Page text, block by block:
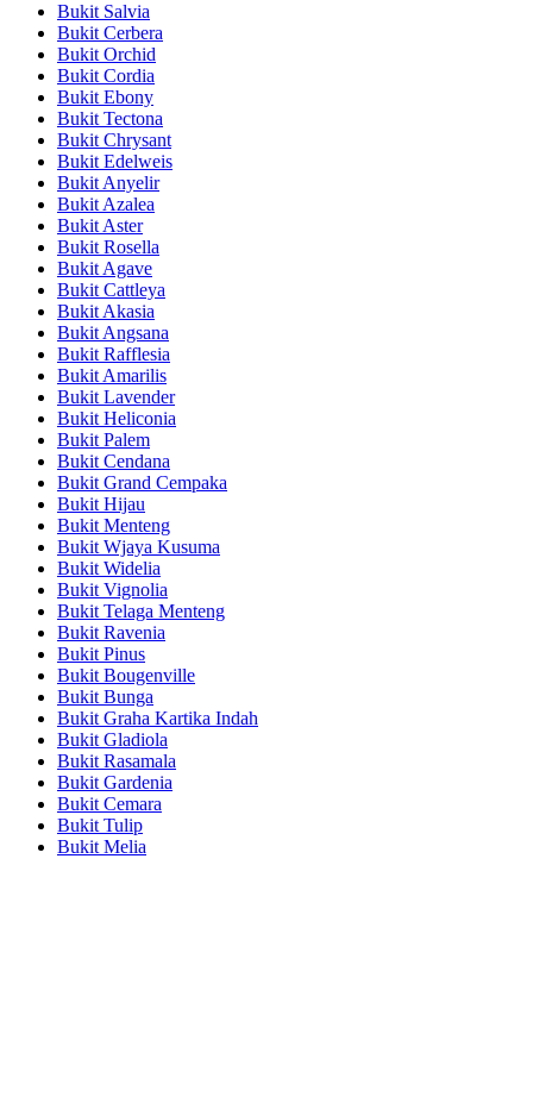
Bukit Salvia
Bukit Cerbera
Bukit Orchid
Bukit Cordia
Bukit Ebony
Bukit Tectona
Bukit Chrysant
Bukit Edelweis
Bukit Anyelir
Bukit Azalea
Bukit Aster
Bukit Rosella
Bukit Agave
Bukit Cattleya
Bukit Akasia
Bukit Angsana
Bukit Rafflesia
Bukit Amarilis
Bukit Lavender
Bukit Heliconia
Bukit Palem
Bukit Cendana
Bukit Grand Cempaka
Bukit Hijau
Bukit Menteng
Bukit Wjaya Kusuma
Bukit Widelia
Bukit Vignolia
Bukit Telaga Menteng
Bukit Ravenia
Bukit Pinus
Bukit Bougenville
Bukit Bunga
Bukit Graha Kartika Indah
Bukit Gladiola
Bukit Rasamala
Bukit Gardenia
Bukit Cemara
Bukit Tulip
Bukit Melia